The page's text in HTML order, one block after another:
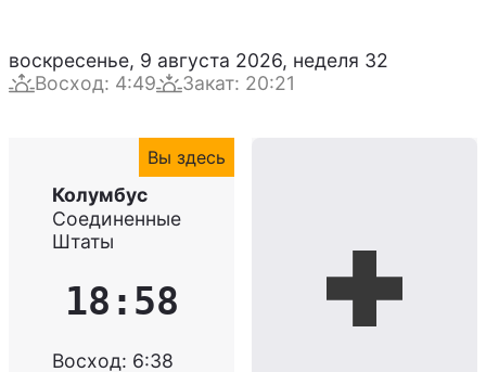
воскресенье, 9 августа 2026, неделя 32
Восход: 4:49 Закат: 20:21
Вы здесь
Колумбус
Соединенные
Штаты
18:58
Восход: 6:38